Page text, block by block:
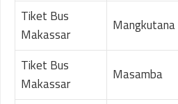
Tiket Bus
Makassar
Mangkutana
Tiket Bus
Makassar
Masamba